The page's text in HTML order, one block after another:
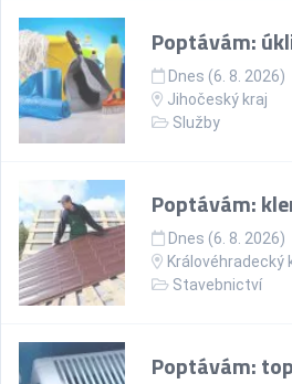
Poptávám:
Dnes (6. 8. 2026)
Jihočeský kraj
Služby
Poptávám:
Dnes (6. 8. 2026)
Královéhradecký
Stavebnictví
Poptávám: